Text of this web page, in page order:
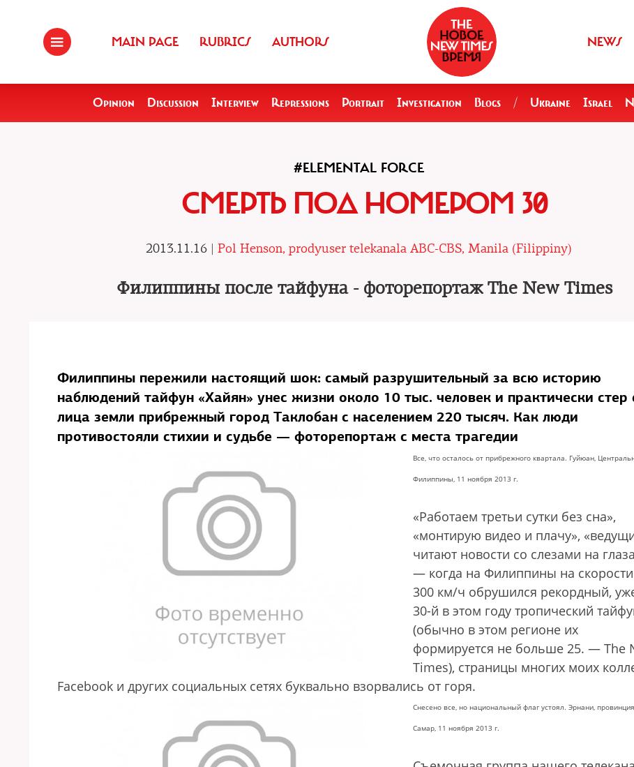
MAIN PAGE RUBRICS AUTHORS NEWS
Opinion Discussion Interview Repressions Portrait Investigation Blogs / Ukraine Israel
#ELEMENTAL FORCE
СМЕРТЬ ПОД НОМЕРОМ 30
2013.11.16 | Pol Henson, prodyuser telekanala ABC-CBS, Manila (Filippiny)
Филиппины после тайфуна - фоторепортаж The New Times
Филиппины пережили настоящий шок: самый разрушительный за всю историю
наблюдений тайфун «Хайян» унес жизни около 10 тыс. человек и практически стер
лица земли прибрежный город Таклобан с населением 220 тысяч. Как люди
противостояли стихии и судьбе — фоторепортаж с места трагедии
Все, что осталось от прибрежного квартала. Гуйюан,
Филиппины, 11 ноября 2013 г.
«Работаем третьи сутки без сна»,
«монтирую видео и плачу»,
читают новости со слезами на
— когда на Филиппины на скорости
300 км/ч обрушился рекордный,
30-й в этом году тропический
(обычно в этом регионе их
формируется не больше 25. — The
Times), страницы многих моих
Facebook и других социальных сетях буквально взорвались от горя.
Снесено все, но национальный флаг устоял. Эрнани, провинция
Самар, 11 ноября 2013 г.